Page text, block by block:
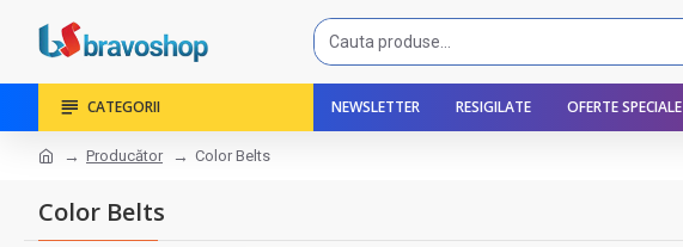
CATEGORII NEWSLETTER RESIGILATE OFERTE SPECIALE
Producător Color Belts
Color Belts